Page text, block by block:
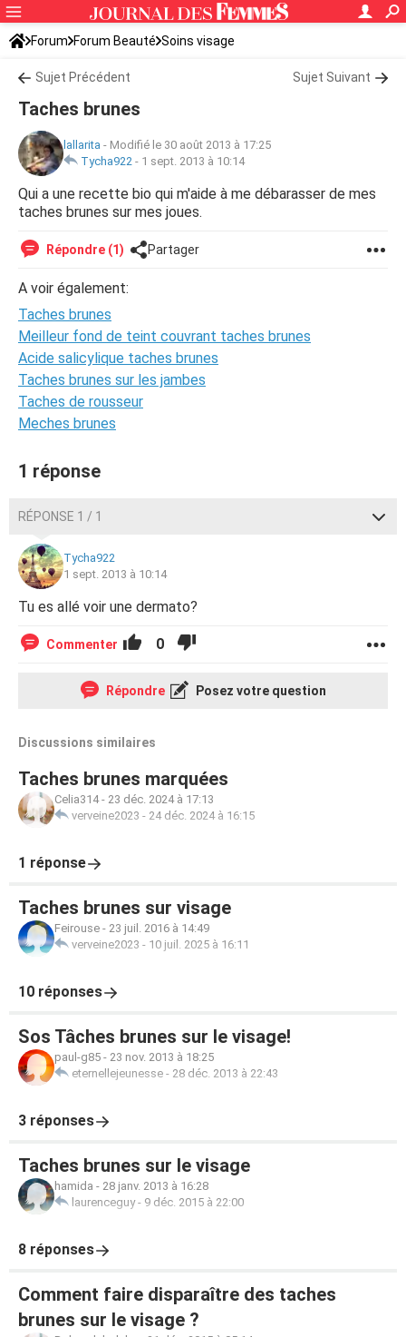
Forum Forum Beauté Soins visage
Sujet Précédent Sujet Suivant
Taches brunes
lallarita - Modifié le 30 août 2013 à 17:25
Tycha922 - 1 sept. 2013 à 10:14
Qui a une recette bio qui m'aide à me débarasser de mes
taches brunes sur mes joues.
Répondre (1) Partager
A voir également:
Taches brunes
Meilleur fond de teint couvrant taches brunes
Acide salicylique taches brunes
Taches brunes sur les jambes
Taches de rousseur
Meches brunes
1 réponse
RÉPONSE 1 / 1
Tycha922
1 sept. 2013 à 10:14
Tu es allé voir une dermato?
Commenter 0
Répondre Posez votre question
Discussions similaires
Taches brunes marquées
Celia314- 23 déc. 2024 à 17:13
verveine2023 - 24 déc. 2024 à 16:15
1 réponse
Taches brunes sur visage
Feirouse - 23 juil. 2016 à 14:49
verveine2023 - 10 juil. 2025 à 16:11
10 réponses
Sos Tâches brunes sur le visage!
paul-g85 - 23 nov. 2013 à 18:25
eternellejeunesse - 28 déc. 2013 à 22:43
3 réponses
Taches brunes sur le visage
hamida - 28 janv. 2013 à 16:28
laurenceguy- 9 déc. 2015 à 22:00
8 réponses
Comment faire disparaître des taches
brunes sur le visage ?